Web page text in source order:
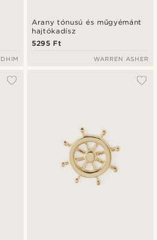
Arany tónusú és műgyémánt
hajtókadísz
5295 Ft
WARREN ASHER